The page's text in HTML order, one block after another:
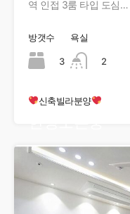
역 인접 3룸 타입 도심…
방갯수
3
욕실
2
신축빌라분양